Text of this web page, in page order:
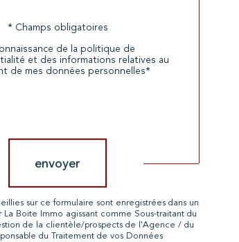
* Champs obligatoires
de la politique de
et des informations relatives au
de mes données personnelles*
envoyer
sur ce formulaire sont enregistrées dans un
La Boite Immo agissant comme Sous-traitant du
de la clientèle/prospects de l'Agence / du
du Traitement de vos Données